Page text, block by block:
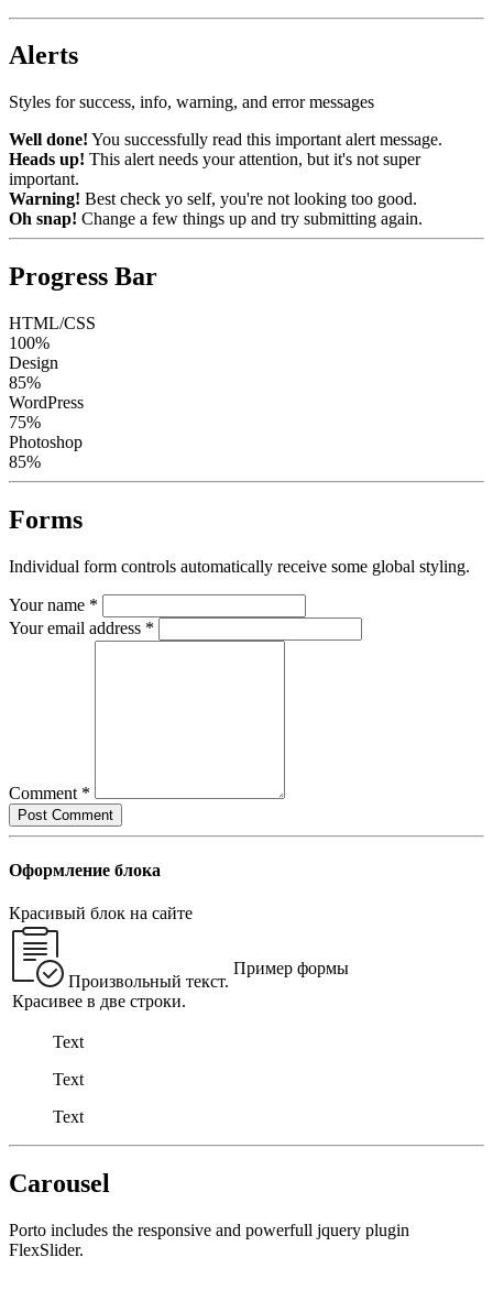
Alerts
Styles for success, info, warning, and error messages
Well done! You successfully read this important alert message.
Heads up! This alert needs your attention, but it's not super
important.
Warning! Best check yo self, you're not looking too good.
Oh snap! Change a few things up and try submitting again.
Progress Bar
HTML/CSS
100%
Design
85%
WordPress
75%
Photoshop
85%
40%
(success)
20%
60%
(warning)
80%
Forms
Individual form controls automatically receive some global styling.
Your name *
Your email address *
Comment *
Оформление блока
Красивый блок на сайте
Произвольный текст.
Красивее в две строки.
Пример формы
Text
Text
Text
Carousel
Porto includes the responsive and powerfull jquery plugin
FlexSlider.